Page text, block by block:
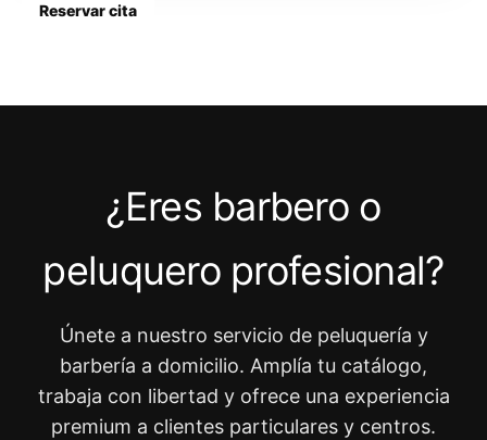
Reservar cita
¿Eres barbero o
peluquero profesional?
Únete a nuestro servicio de peluquería y
barbería a domicilio. Amplía tu catálogo,
trabaja con libertad y ofrece una experiencia
premium a clientes particulares y centros.